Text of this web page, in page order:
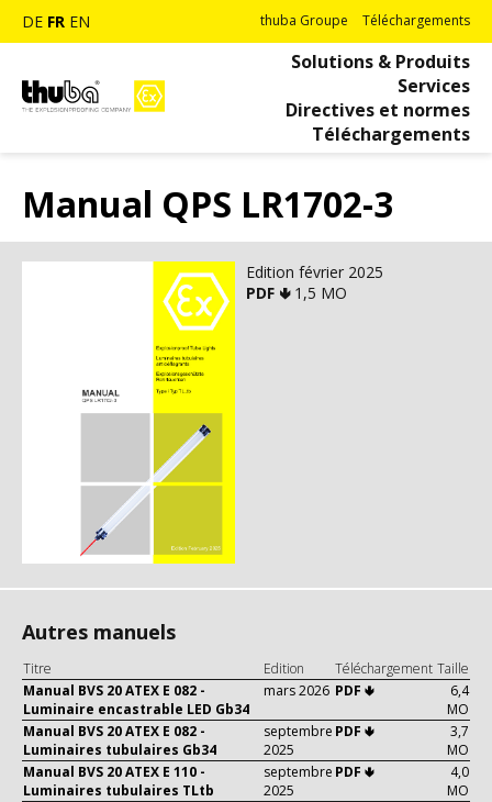
DE FR EN thuba Groupe Téléchargements
Solutions & Produits
Services
Directives et normes
Téléchargements
Manual QPS LR1702-3
Edition février 2025
PDF 🢃 1,5 MO
Autres manuels
Titre Edition Téléchargement Taille
Manual BVS 20 ATEX E 082 -
Luminaire encastrable LED Gb34
mars 2026 PDF 🢃
6,4
MO
Manual BVS 20 ATEX E 082 -
Luminaires tubulaires Gb34
septembre
2025
PDF 🢃
3,7
MO
Manual BVS 20 ATEX E 110 -
Luminaires tubulaires TLtb
septembre
2025
PDF 🢃
4,0
MO